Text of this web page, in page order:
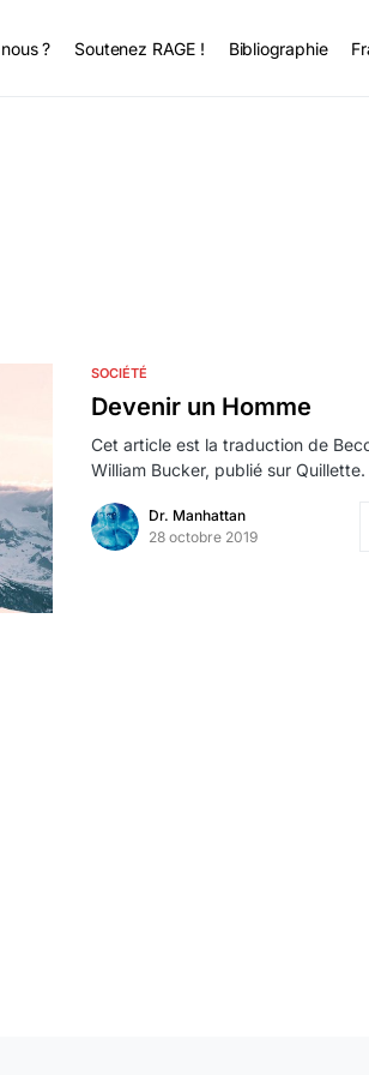
? Soutenez RAGE ! Bibliographie
SOCIÉTÉ
Devenir un Homme
Cet article est la traduction de
William Bucker, publié sur
Dr. Manhattan
28 octobre 2019